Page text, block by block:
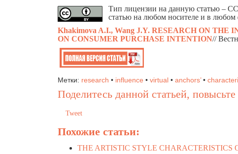
Тип лицензии на данную статью –
статью на любом носителе и в любом
Khakimova A.I., Wang J.Y. RESEARCH ON THE I
ON CONSUMER PURCHASE INTENTION//
Метки: research • influence • virtual • anchors’•
Поделитесь данной статьей,
Tweet
Похожие статьи:
THE ARTISTIC STYLE CHARACTERISTICS